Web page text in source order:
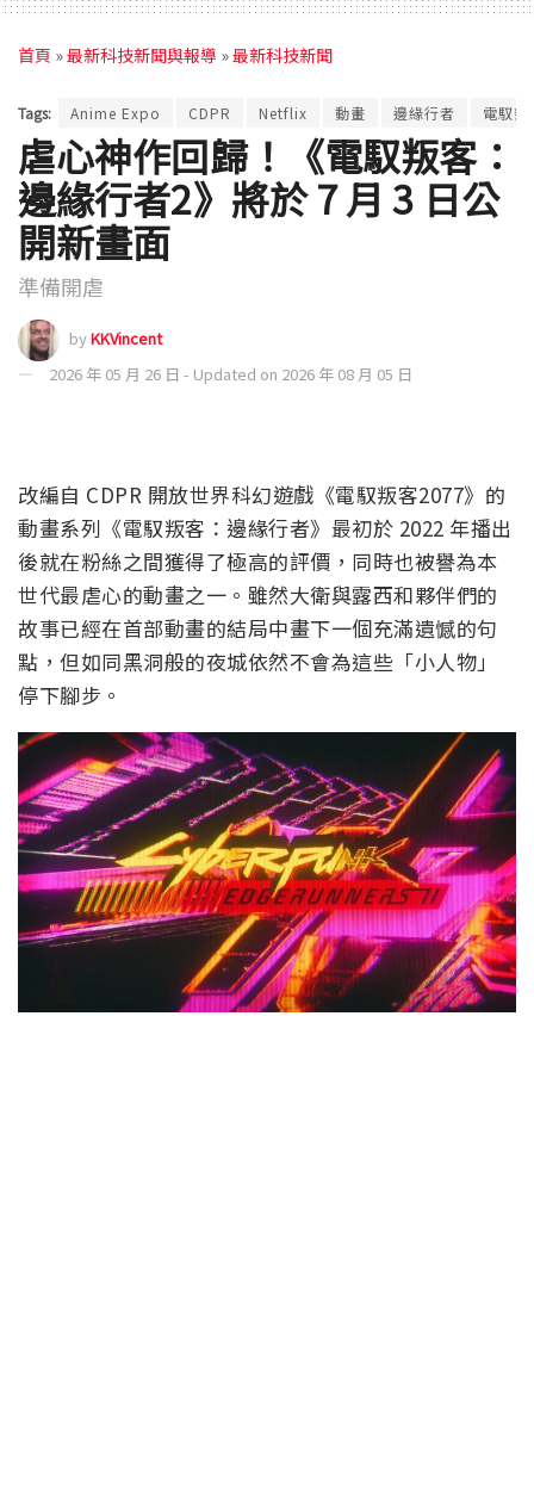
首頁 »最新科技新聞與報導 »最新科技新聞
Tags: Anime Expo CDPR Netflix 動畫 邊緣行者 電馭
虐心神作回歸！《電馭叛客：
邊緣行者2》將於 7 月 3 日公
開新畫面
準備開虐
byKKVincent
2026 年 05 月 26 日 - Updated on 2026 年 08 月 05 日
改編自 CDPR 開放世界科幻遊戲《電馭叛客2077》的
動畫系列《電馭叛客：邊緣行者》最初於 2022 年播出
後就在粉絲之間獲得了極高的評價，同時也被譽為本
世代最虐心的動畫之一。雖然大衛與露西和夥伴們的
故事已經在首部動畫的結局中畫下一個充滿遺憾的句
點，但如同黑洞般的夜城依然不會為這些「小人物」
停下腳步。